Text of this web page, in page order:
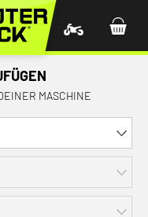
MASCHINE